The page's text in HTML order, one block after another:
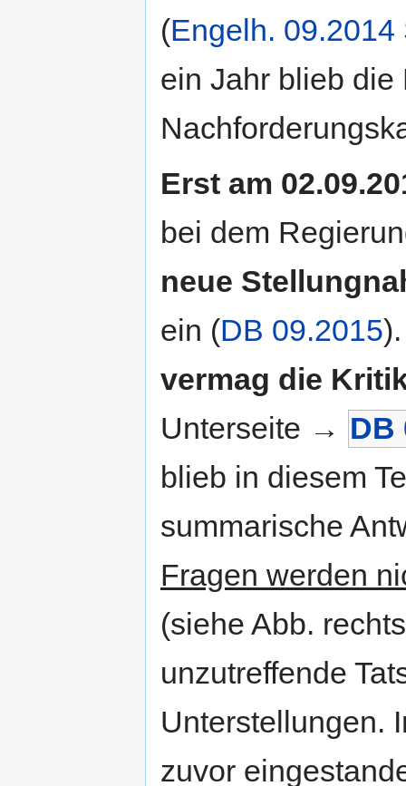
(Engelh. 09.2014
ein Jahr blieb die
Erst am
bei dem
neue
ein (DB 09.2015
vermag die
Unterseite → DB
blieb in diesem
summarische
Fragen werden
(siehe Abb.
unzutreffende
Unterstellungen.
zuvor